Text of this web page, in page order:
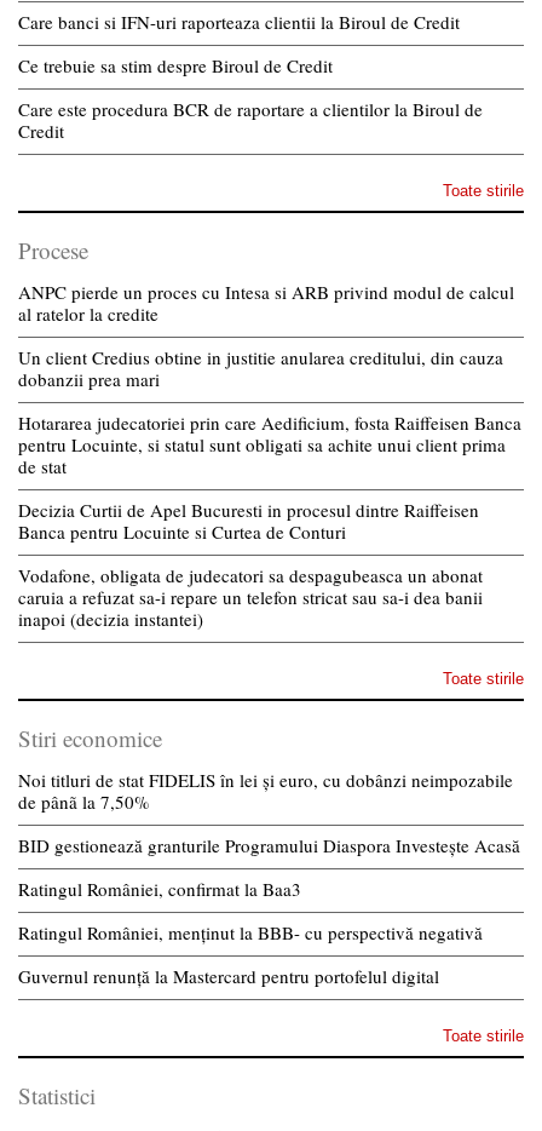
Care banci si IFN-uri raporteaza clientii la Biroul de Credit
Ce trebuie sa stim despre Biroul de Credit
Care este procedura BCR de raportare a clientilor la Biroul de
Credit
Toate stirile
Procese
ANPC pierde un proces cu Intesa si ARB privind modul de calcul
al ratelor la credite
Un client Credius obtine in justitie anularea creditului, din cauza
dobanzii prea mari
Hotararea judecatoriei prin care Aedificium, fosta Raiffeisen Banca
pentru Locuinte, si statul sunt obligati sa achite unui client prima
de stat
Decizia Curtii de Apel Bucuresti in procesul dintre Raiffeisen
Banca pentru Locuinte si Curtea de Conturi
Vodafone, obligata de judecatori sa despagubeasca un abonat
caruia a refuzat sa-i repare un telefon stricat sau sa-i dea banii
inapoi (decizia instantei)
Toate stirile
Stiri economice
Noi titluri de stat FIDELIS în lei și euro, cu dobânzi neimpozabile
de pânã la 7,50%
BID gestionează granturile Programului Diaspora Investește Acasă
Ratingul României, confirmat la Baa3
Ratingul României, menținut la BBB- cu perspectivă negativă
Guvernul renunță la Mastercard pentru portofelul digital
Toate stirile
Statistici